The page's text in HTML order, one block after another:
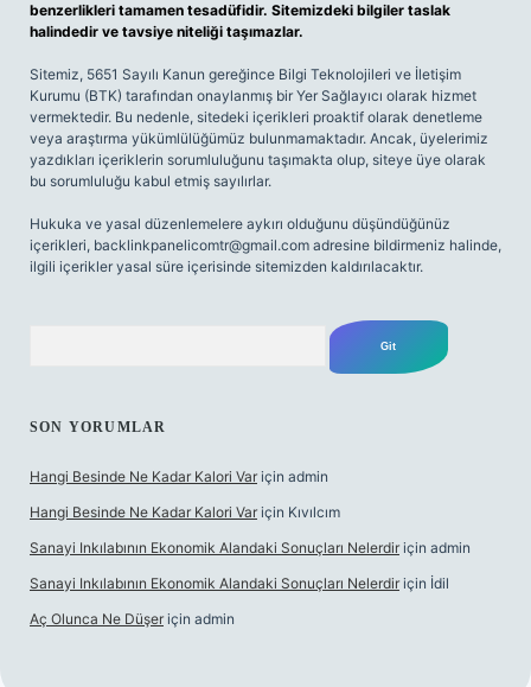
benzerlikleri tamamen tesadüfidir. Sitemizdeki bilgiler taslak
halindedir ve tavsiye niteliği taşımazlar.
Sitemiz, 5651 Sayılı Kanun gereğince Bilgi Teknolojileri ve İletişim
Kurumu (BTK) tarafından onaylanmış bir Yer Sağlayıcı olarak hizmet
vermektedir. Bu nedenle, sitedeki içerikleri proaktif olarak denetleme
veya araştırma yükümlülüğümüz bulunmamaktadır. Ancak, üyelerimiz
yazdıkları içeriklerin sorumluluğunu taşımakta olup, siteye üye olarak
bu sorumluluğu kabul etmiş sayılırlar.
Hukuka ve yasal düzenlemelere aykırı olduğunu düşündüğünüz
içerikleri, backlinkpanelicomtr@gmail.com adresine bildirmeniz halinde,
ilgili içerikler yasal süre içerisinde sitemizden kaldırılacaktır.
SON YORUMLAR
Hangi Besinde Ne Kadar Kalori Var için admin
Hangi Besinde Ne Kadar Kalori Var için Kıvılcım
Sanayi Inkılabının Ekonomik Alandaki Sonuçları Nelerdir için admin
Sanayi Inkılabının Ekonomik Alandaki Sonuçları Nelerdir için İdil
Aç Olunca Ne Düşer için admin